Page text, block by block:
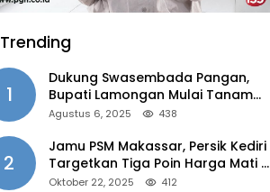
Trending
1
Dukung Swasembada Pangan,
Bupati Lamongan Mulai Tanam
Padi Musim Ketiga
Agustus 6, 2025 438
2
Jamu PSM Makassar, Persik Kediri
Targetkan Tiga Poin Harga Mati di
Kandang
Oktober 22, 2025 412